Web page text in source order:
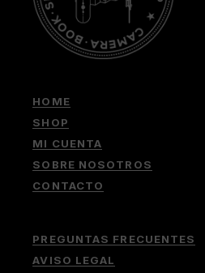
HOME
SHOP
MI CUENTA
SOBRE NOSOTROS
CONTACTO
PREGUNTAS FRECUENTES
AVISO LEGAL